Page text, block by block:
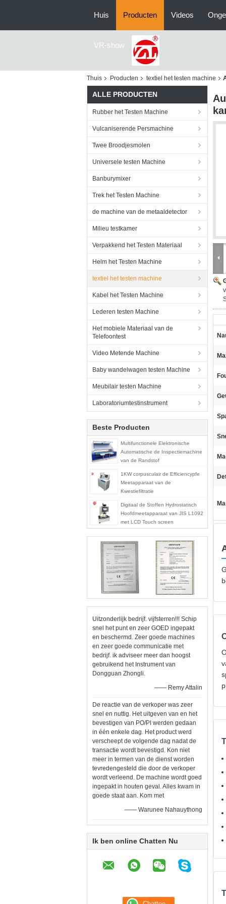
Huis Producten Videos
VR-show
Thuis Producten textiel het testen machine
ALLE PRODUCTEN
Rubber het Testen Machine
Vulcaniserende Persmachine
Twee Broodjesmolen
Universele testen Machine
Banburymixer
Trek het Testen Machine
de machine van de metaaldetector
Milieu testkamer
Verpakkend het Testen Materiaal
Helm het Testen Machine
textiel het testen machine
Kabel het Testen Machine
Lederen testen Machine
Het mobiele Materiaal van de
Telefoontest
Video Metende Machine
Baby wandelwagen testen Machine
Meubilair testen Machine
Laboratoriumtestinstrument
Beste Producten
Multifunctionele Elektronische
Automatische de Inspectiemachine
van de Randstof
1KW corpusculair de Efficiencypfe
Meetapparaat van de
Kwestiefiltratie
Digitaal de Stoffen Hydrostatisch
Hoofdmeetapparaat van JIS L1092
met LCD Touch screen
Uitzonderlijk bedrijf. vijfsterren!!! Schip
snel het punt en zeer GOED ingepakt
en beschermd. Zeer goede machines
en zeer goede communicatie met
bedrijf. ik adviseer meer dan hoogst
gebruikend het Instrument van
Dongguan Zhongli.
—— Remy Attalin
De reactie van de verkoper was zeer
snel en nuttig. Het uitgeven van en het
bevestigen van PO/PI werden gedaan
in één enkele dag. Het product werd
verscheept de volgende dag nadat de
transactie wordt bevestigd. Kon niet
meer in termen van de dienst worden
tevredengesteld die door de verkoper
wordt verleend. De machine wordt goed
ingepakt in houten geval. Alles kwam in
goede staat aan. Kom met
—— Warunee Nahauythong
Ik ben online Chatten Nu